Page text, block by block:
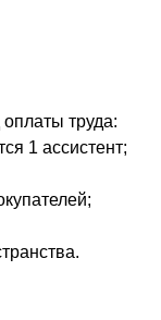
труда:
1 ассистент;